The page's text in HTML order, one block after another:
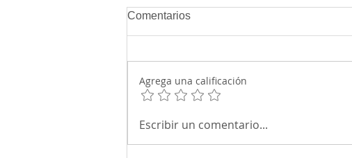
Comentarios
Agrega una calificación
Escribir un comentario...